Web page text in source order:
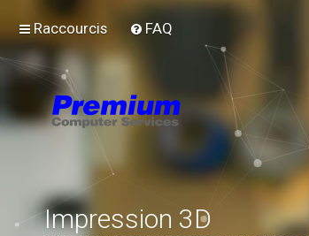
Raccourcis FAQ
Impression 3D